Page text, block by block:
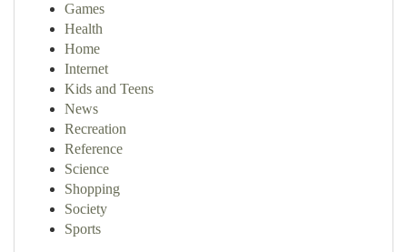
Games
Health
Home
Internet
Kids and Teens
News
Recreation
Reference
Science
Shopping
Society
Sports